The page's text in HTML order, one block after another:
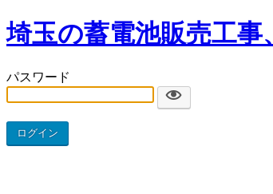
埼玉の蓄電池販売工
パスワード